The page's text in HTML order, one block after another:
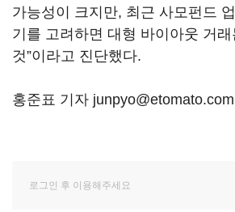
가능성이 크지만, 최근 사모펀드
기를 고려하면 대형 바이아웃 거
것”이라고 진단했다.
홍준표 기자 junpyo@etomato.com